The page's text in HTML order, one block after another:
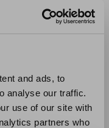
and ads, to
analyse our traffic.
use of our site with
partners who